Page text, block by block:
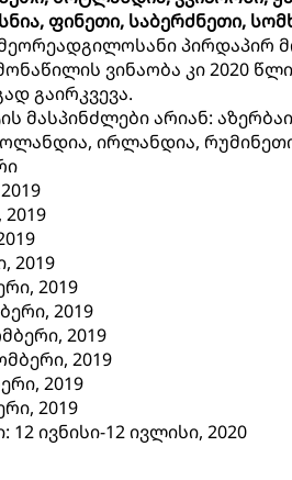
ფინეთი, საბერძნეთი,
პირდაპირ
ვინაობა კი 2020
გაირკვევა.
მასპინძლები არიან:
ირლანდია,
2019
2019
2019
2019
2019
2019
2019
ივნისი-12 ივლისი, 2020